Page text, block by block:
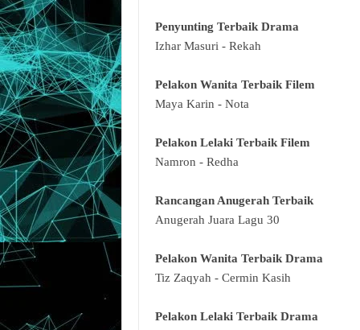
Penyunting Terbaik Drama
Izhar Masuri - Rekah
Pelakon Wanita Terbaik Filem
Maya Karin - Nota
Pelakon Lelaki Terbaik Filem
Namron - Redha
Rancangan Anugerah Terbaik
Anugerah Juara Lagu 30
Pelakon Wanita Terbaik Drama
Tiz Zaqyah - Cermin Kasih
Pelakon Lelaki Terbaik Drama